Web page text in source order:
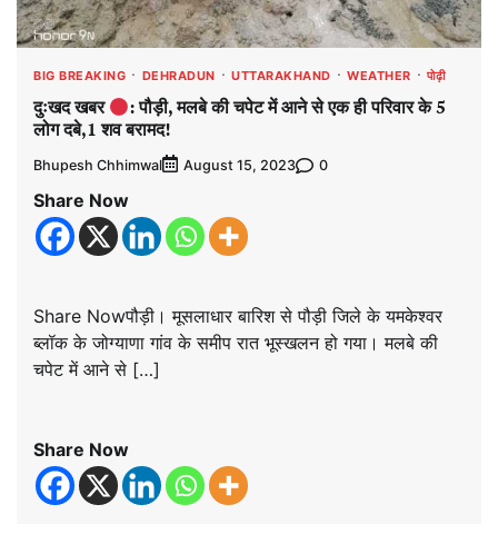
BIG BREAKING DEHRADUN UTTARAKHAND WEATHER पोढ़ी
दुःखद खबर
: पौड़ी, मलबे की चपेट में आने से एक ही परिवार के 5
लोग दबे,1 शव बरामद!
Bhupesh Chhimwal August 15, 2023 0
Share Now
Share Nowपौड़ी। मूसलाधार बारिश से पौड़ी जिले के यमकेश्वर
ब्लॉक के जोग्याणा गांव के समीप रात भूस्खलन हो गया। मलबे की
चपेट में आने से […]
Share Now